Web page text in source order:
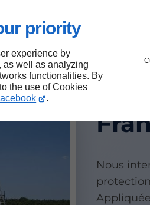
priority
experience by
as well as analyzing
functionalities. By
the use of Cookies
.
et
Nous